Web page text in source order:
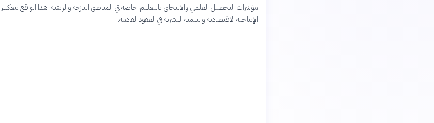
مؤشرات التحصيل العلمي والالتحاق بالتعليم، خاصة في المناطق النازحة والريفية. هذا الواقع
الإنتاجية الاقتصادية والتنمية البشرية في العقود القادمة.